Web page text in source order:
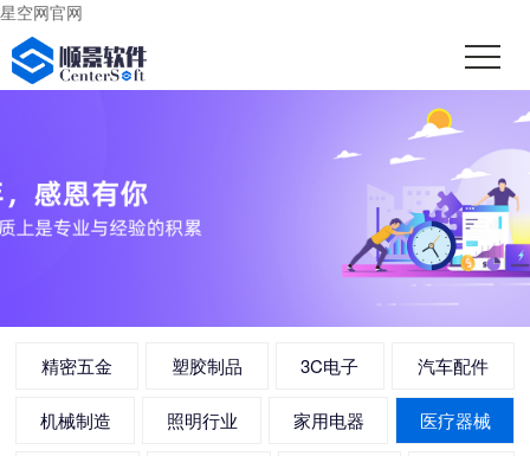
星空网官网
精密五金 塑胶制品 3C电子 汽车配件
机械制造 照明行业 家用电器 医疗器械